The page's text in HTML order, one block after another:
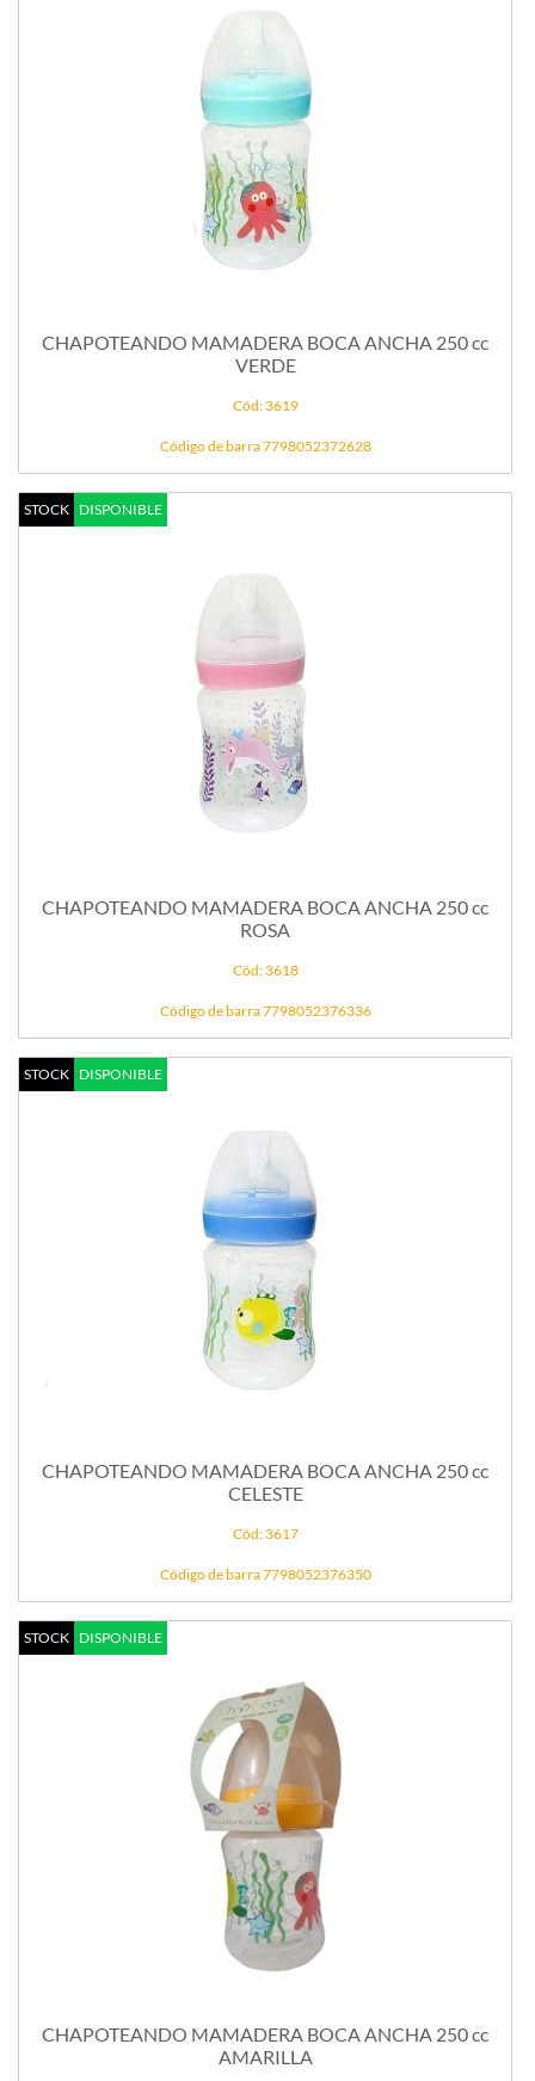
CHAPOTEANDO MAMADERA BOCA ANCHA 250 cc
VERDE
Cód: 3619
Código de barra 7798052372628
STOCK DISPONIBLE
CHAPOTEANDO MAMADERA BOCA ANCHA 250 cc
ROSA
Cód: 3618
Código de barra 7798052376336
STOCK DISPONIBLE
CHAPOTEANDO MAMADERA BOCA ANCHA 250 cc
CELESTE
Cód: 3617
Código de barra 7798052376350
STOCK DISPONIBLE
CHAPOTEANDO MAMADERA BOCA ANCHA 250 cc
AMARILLA